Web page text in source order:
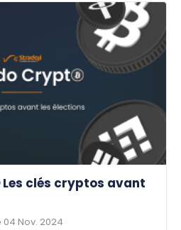
Les clés cryptos avant
04 Nov. 2024